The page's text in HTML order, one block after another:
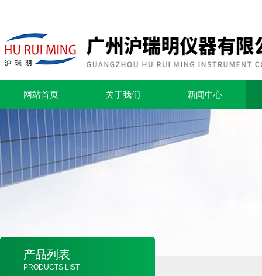
网站首页 关于我们 新闻中心
产品列表
PRODUCTS LIST